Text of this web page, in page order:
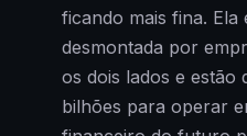
ficando mais fina. Ela
desmontada por
os dois lados e estão
bilhões para operar